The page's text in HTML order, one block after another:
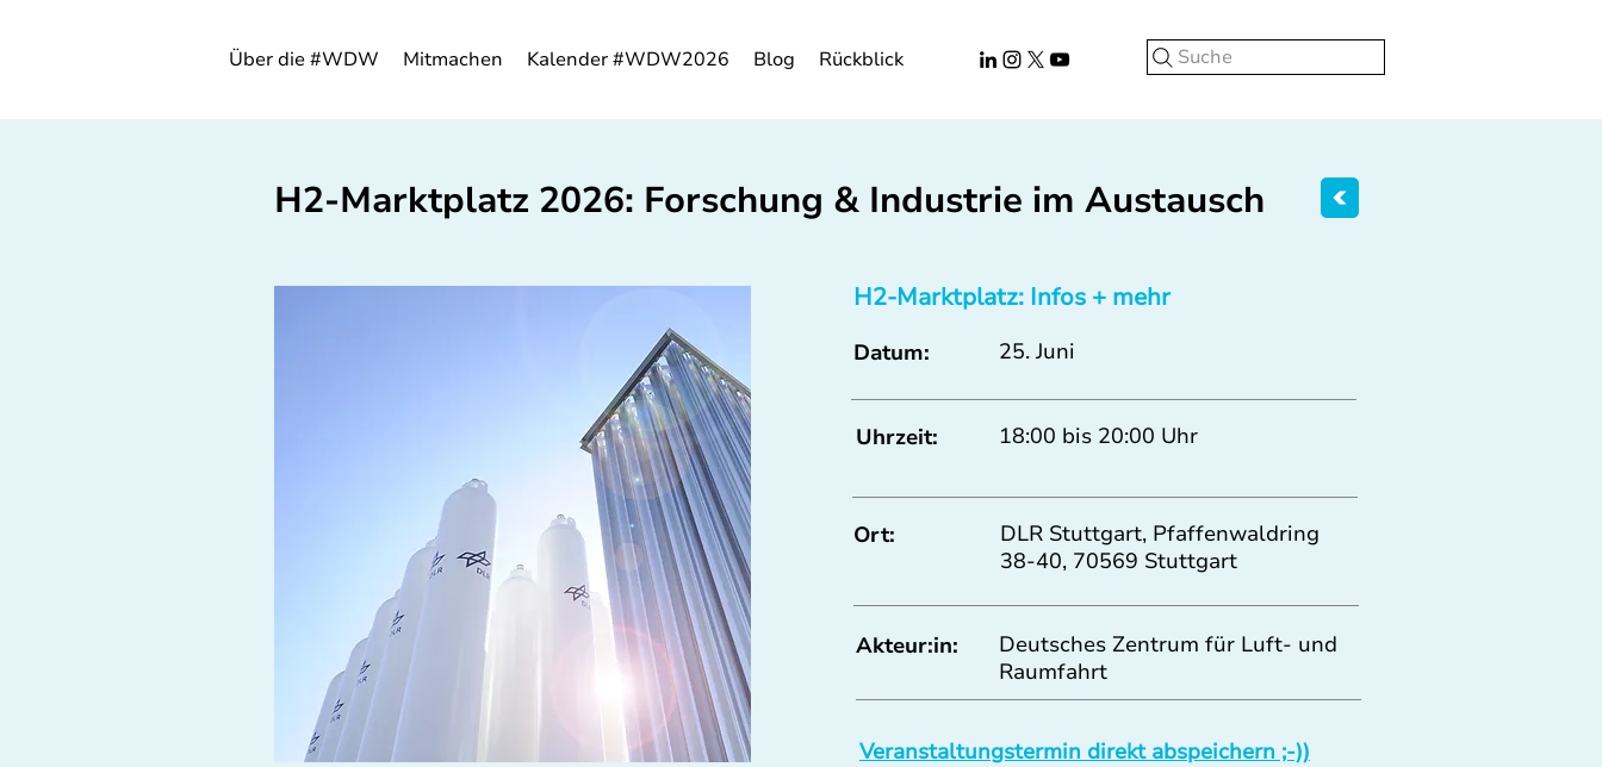
Über die #WDW Mitmachen Kalender #WDW2026 Blog Rückblick Suche
H2-Marktplatz 2026: Forschung & Industrie im Austausch
H2-Marktplatz: Infos + mehr
Datum: 25. Juni
Uhrzeit: 18:00 bis 20:00 Uhr
Ort:
DLR Stuttgart, Pfaffenwaldring
38-40, 70569 Stuttgart
Akteur:in:
Deutsches Zentrum für Luft- und
Raumfahrt
Veranstaltungstermin direkt abspeichern ;-))